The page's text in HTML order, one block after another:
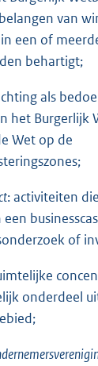
van
een of
behartigt;
als
het Burgerlijk
Wet op de
: activiteiten
of
onderdeel